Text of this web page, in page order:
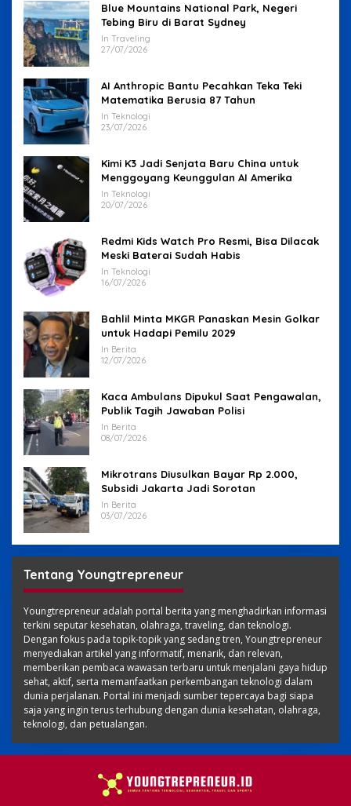
Blue Mountains National Park, Negeri
Tebing Biru di Barat Sydney
In Traveling
27/07/2026
AI Anthropic Bantu Pecahkan Teka Teki
Matematika Berusia 87 Tahun
In Teknologi
23/07/2026
Kimi K3 Jadi Senjata Baru China untuk
Menggoyang Keunggulan AI Amerika
In Teknologi
20/07/2026
Redmi Kids Watch Pro Resmi, Bisa Dilacak
Meski Baterai Sudah Habis
In Teknologi
16/07/2026
Bahlil Minta MKGR Panaskan Mesin Golkar
untuk Hadapi Pemilu 2029
In Berita
12/07/2026
Kaca Ambulans Dipukul Saat Pengawalan,
Publik Tagih Jawaban Polisi
In Berita
08/07/2026
Mikrotrans Diusulkan Bayar Rp 2.000,
Subsidi Jakarta Jadi Sorotan
In Berita
03/07/2026
Tentang Youngtrepreneur
Youngtrepreneur adalah portal berita yang menghadirkan informasi
terkini seputar kesehatan, olahraga, traveling, dan teknologi.
Dengan fokus pada topik-topik yang sedang tren, Youngtrepreneur
menyediakan artikel yang informatif, menarik, dan relevan,
memberikan pembaca wawasan terbaru untuk menjalani gaya hidup
sehat, aktif, serta memanfaatkan perkembangan teknologi dalam
dunia perjalanan. Portal ini menjadi sumber tepercaya bagi siapa
saja yang ingin terus terhubung dengan dunia kesehatan, olahraga,
teknologi, dan petualangan.